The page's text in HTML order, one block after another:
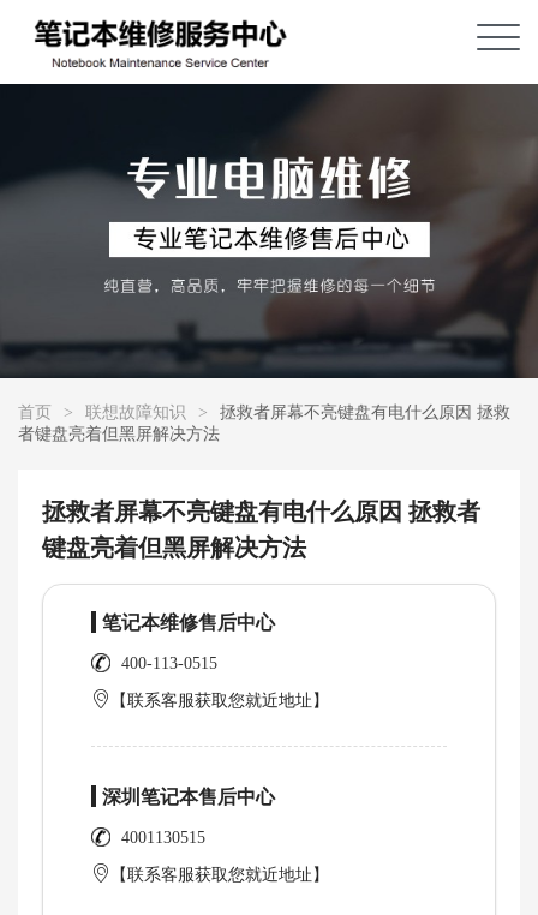
首页 > 联想故障知识 >
拯救者屏幕不亮键盘有电什么原因 拯救
者键盘亮着但黑屏解决方法
拯救者屏幕不亮键盘有电什么原因 拯救者
键盘亮着但黑屏解决方法
笔记本维修售后中心
400-113-0515
【联系客服获取您就近地址】
深圳笔记本售后中心
4001130515
【联系客服获取您就近地址】